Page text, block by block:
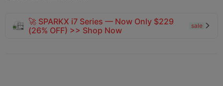
🚀 SPARKX i7 Series — Now Only $229
(26% OFF) >> Shop Now
sale 